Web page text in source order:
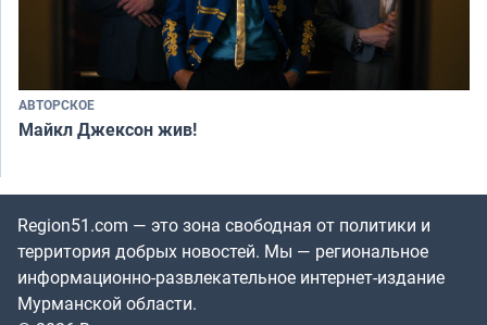
АВТОРСКОЕ
Майкл Джексон жив!
Region51.com — это зона свободная от политики и
территория добрых новостей. Мы — региональное
информационно-развлекательное интернет-издание
Мурманской области.